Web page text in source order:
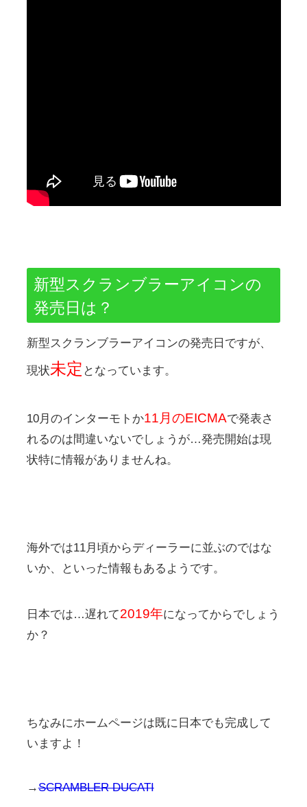
新型スクランブラーアイコンの
発売日は？
新型スクランブラーアイコンの発売日ですが、
現状未定 となっています。
10月のインターモトか11月のEICMAで発表さ
れるのは間違いないでしょうが…発売開始は現
状特に情報がありませんね。
海外では11月頃からディーラーに並ぶのではな
いか、といった情報もあるようです。
日本では…遅れて2019年になってからでしょう
か？
ちなみにホームページは既に日本でも完成して
いますよ！
→SCRAMBLER DUCATI